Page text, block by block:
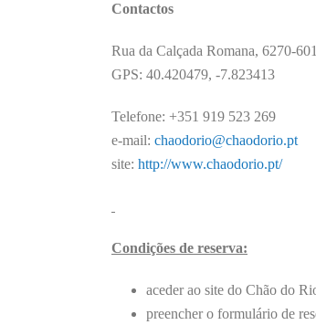
Contactos
Rua da Calçada Romana, 6270-
GPS: 40.420479, -7.823413
Telefone: +351 919 523 269
e-mail: chaodorio@chaodorio.pt
site: http://www.chaodorio.pt/
Condições de reserva:
aceder ao site do Chão do
preencher o formulário de